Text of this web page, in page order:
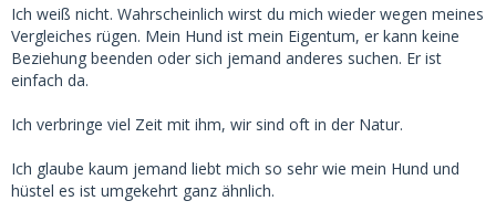
Ich weiß nicht. Wahrscheinlich wirst du mich wieder wegen meines
Vergleiches rügen. Mein Hund ist mein Eigentum, er kann keine
Beziehung beenden oder sich jemand anderes suchen. Er ist
einfach da.
Ich verbringe viel Zeit mit ihm, wir sind oft in der Natur.
Ich glaube kaum jemand liebt mich so sehr wie mein Hund und
hüstel es ist umgekehrt ganz ähnlich.